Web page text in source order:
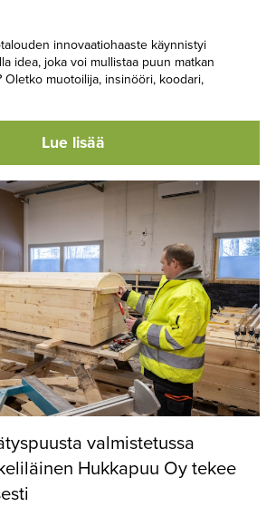
innovaatiohaaste käynnistyi
idea, joka voi mullistaa puun matkan
Oletko muotoilija, insinööri, koodari,
Lue lisää
valmistetussa
Hukkapuu Oy tekee